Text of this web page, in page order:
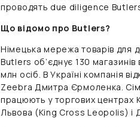
проводять due diligence
Що відомо про Butlers?
Німецька мережа товарів для
Butlers об’єднує 130 магазинів
млн осіб. В Україні компанія
Zeebra Дмитра Єрмоленка.
працюють у торгових центрах
Львова (King Cross Leopolis) і